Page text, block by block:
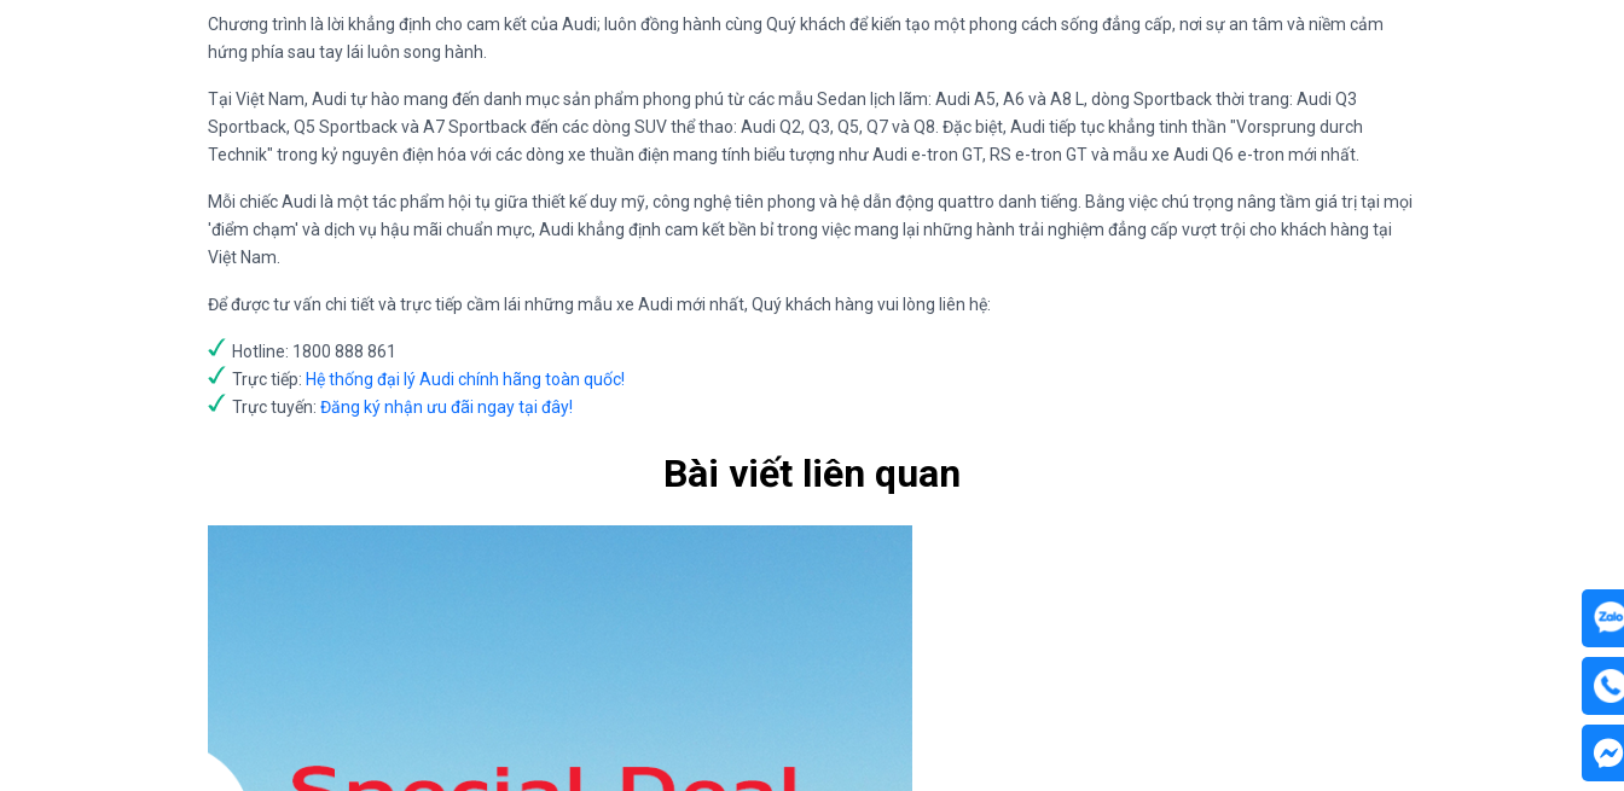
Chương trình là lời khẳng định cho cam kết của Audi; luôn đồng hành cùng Quý khách để kiến tạo một phong cách sống đẳng cấp, nơi sự an tâm và niềm cảm
hứng phía sau tay lái luôn song hành.
Tại Việt Nam, Audi tự hào mang đến danh mục sản phẩm phong phú từ các mẫu Sedan lịch lãm: Audi A5, A6 và A8 L, dòng Sportback thời trang: Audi Q3
Sportback, Q5 Sportback và A7 Sportback đến các dòng SUV thể thao: Audi Q2, Q3, Q5, Q7 và Q8. Đặc biệt, Audi tiếp tục khẳng tinh thần "Vorsprung durch
Technik" trong kỷ nguyên điện hóa với các dòng xe thuần điện mang tính biểu tượng như Audi e-tron GT, RS e-tron GT và mẫu xe Audi Q6 e-tron mới nhất.
Mỗi chiếc Audi là một tác phẩm hội tụ giữa thiết kế duy mỹ, công nghệ tiên phong và hệ dẫn động quattro danh tiếng. Bằng việc chú trọng nâng tầm giá trị tại mọi
'điểm chạm' và dịch vụ hậu mãi chuẩn mực, Audi khẳng định cam kết bền bỉ trong việc mang lại những hành trải nghiệm đẳng cấp vượt trội cho khách hàng tại
Việt Nam.
Để được tư vấn chi tiết và trực tiếp cầm lái những mẫu xe Audi mới nhất, Quý khách hàng vui lòng liên hệ:
Hotline: 1800 888 861
Trực tiếp: Hệ thống đại lý Audi chính hãng toàn quốc!
Trực tuyến: Đăng ký nhận ưu đãi ngay tại đây!
Bài viết liên quan